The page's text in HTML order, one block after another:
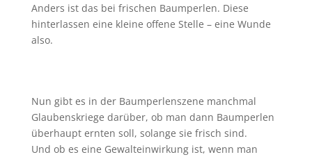
Anders ist das bei frischen Baumperlen. Diese
hinterlassen eine kleine offene Stelle – eine Wunde
also.
Nun gibt es in der Baumperlenszene manchmal
Glaubenskriege darüber, ob man dann Baumperlen
überhaupt ernten soll, solange sie frisch sind.
Und ob es eine Gewalteinwirkung ist, wenn man